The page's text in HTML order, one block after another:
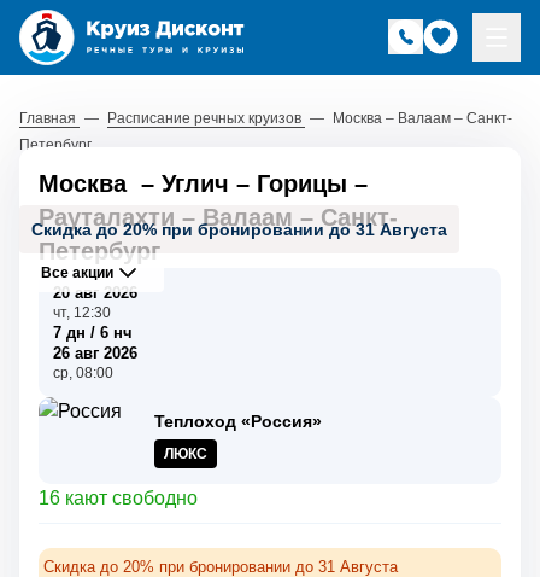
Главная — Расписание речных круизов — Москва – Валаам – Санкт-
Петербург
Скидка до 20% при бронировании до 31 Августа
Все акции
Москва – Углич – Горицы –
Рауталахти –Валаам – Санкт-
Петербург
20 авг 2026
чт, 12:30
7 дн / 6 нч
26 авг 2026
ср, 08:00
Теплоход «Россия»
ЛЮКС
16 кают свободно
Скидка до 20% при бронировании до 31 Августа